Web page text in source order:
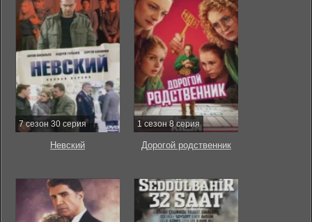
7 сезон 30 серия
Невский
1 сезон 8 серия
Дорогой родственник